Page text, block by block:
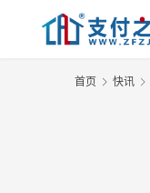
首页 快讯